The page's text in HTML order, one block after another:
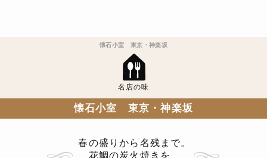
名店の味
懐石小室 東京・神楽坂
懐石小室 東京・神楽坂
春の盛りから名残まで。
花鯛の炭火焼きを、